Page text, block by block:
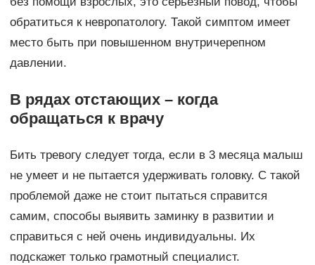
обратиться к невропатологу. Такой симптом имеет
место быть при повышенном внутричерепном
давлении.
В рядах отстающих – когда
обращаться к врачу
Бить тревогу следует тогда, если в 3 месяца малыш
не умеет и не пытается удерживать головку. С такой
проблемой даже не стоит пытаться справится
самим, способы выявить заминку в развитии и
справиться с ней очень индивидуальны. Их
подскажет только грамотный специалист.